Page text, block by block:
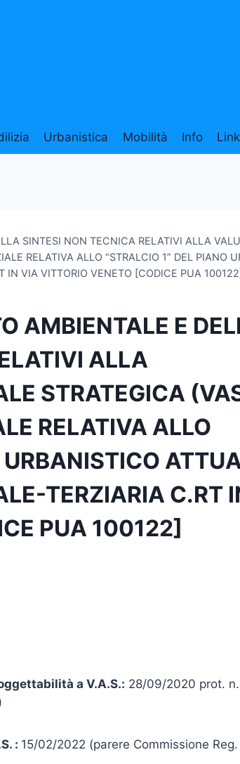
Urbanistica Mobilità Info
SINTESI NON TECNICA RELATIVI ALLA
RELATIVA ALLO “STRALCIO 1” DEL PIANO
IN VIA VITTORIO VENETO [CODICE PUA
AMBIENTALE E
ALLA
STRATEGICA
RELATIVA ALLO
TERZIARIA C.RT
PUA 100122]
a V.A.S.: 28/09/2020 prot.
: 15/02/2022 (parere Commissione